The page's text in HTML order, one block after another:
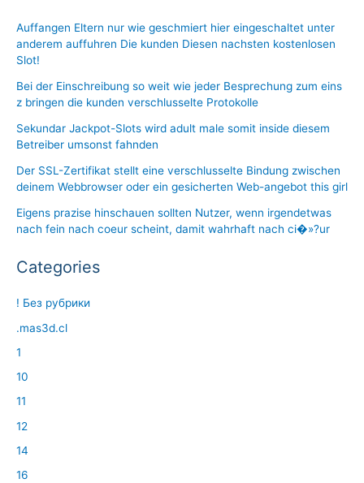
Auffangen Eltern nur wie geschmiert hier eingeschaltet unter
anderem auffuhren Die kunden Diesen nachsten kostenlosen
Slot!
Bei der Einschreibung so weit wie jeder Besprechung zum eins
z bringen die kunden verschlusselte Protokolle
Sekundar Jackpot-Slots wird adult male somit inside diesem
Betreiber umsonst fahnden
Der SSL-Zertifikat stellt eine verschlusselte Bindung zwischen
deinem Webbrowser oder ein gesicherten Web-angebot this girl
Eigens prazise hinschauen sollten Nutzer, wenn irgendetwas
nach fein nach coeur scheint, damit wahrhaft nach ci�»?ur
Categories
! Без рубрики
.mas3d.cl
1
10
11
12
14
16